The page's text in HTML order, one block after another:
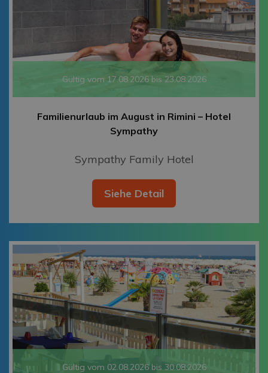
Gültig vom 17.08.2026 bis 23.08.2026
Familienurlaub im August in Rimini – Hotel
Sympathy
Sympathy Family Hotel
Siehe Detail
Gültig vom 02.08.2026 bis 30.08.2026